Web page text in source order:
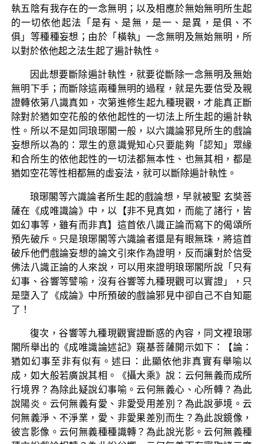
執五陰有我存在的一念無明；以及相應於無始無明所生起
的一切依他起法「是有、是無，是一、是異，是俱、不
俱」等種種妄想；由於「橫執」一念無明及無始無明，所
以對於依他起之法生起了遍計執性。
因此想要斷除遍計執性，就要從斷除一念無明及無始
無明下手；而斷除這兩種無明的過程，就是先要信受及親
證轉依第八識真如，次第進修生起九種現觀，才能真正斷
除對於猶如空花般的依他起性的一切法上所生起的遍計執
性。所以不是如同琅琊閣一般，以六識論邪見所生的戲論
妄想所以為的：眾生的意識覺知心只要能夠「認知」眾緣
和合所生的依他起性的一切法都無本性、也無其相，都是
猶如空花等性相都無的虛妄法，就可以斷除遍計執性。
琅琊閣等六識論者所生起的戲論想，早就被聖 玄奘菩
薩在《成唯識論》中，以【非不見真如，而能了諸行，皆
如幻事等，雖有而非真】這首依八識正論而寫下的偈頌所
預先破斥。只是琅琊閣等六識論者還是有眼無珠，將這首
破斥他們戲論妄想的論文引來作為證明，反而讓對於信受
佛法八識正論的人來說，可以用來證明琅琊閣所說「只有
幻事、谷響等譬喻，沒有谷響等九種現觀可以實證」，只
是墮入了《成論》中所預破的戲論邪見中卻自己不自知罷
了！
復次，谷響等九種現觀實證斷惑的內容，同文裡琅琊
閣所舉出的《成唯識論述記》窺基菩薩開示如下：【論：
猶如幻事至非有似有。述曰：此顯依他非真實有舉喻以
成，如大般若廣說其相。《攝大乘》說：云何無義而成所
行境界？為除此疑說幻事喻。云何無義心、心所轉？為此
說陽炎。云何無義有愛、非愛受用差別？為此說夢境。云
何無義淨、不淨業，愛、非愛果差別而生？為此說鏡像，
彼言影像。云何無義種種識轉？為此說光影。云何無義種